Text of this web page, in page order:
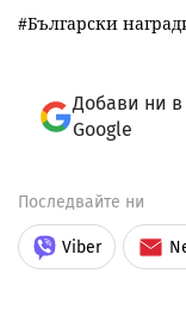
Български
Добави ни в
Google
Последвайте ни
Viber